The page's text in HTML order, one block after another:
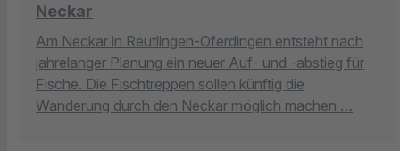
Neckar
Am Neckar in Reutlingen-Oferdingen entsteht nach
jahrelanger Planung ein neuer Auf- und -abstieg für
Fische. Die Fischtreppen sollen künftig die
Wanderung durch den Neckar möglich machen …